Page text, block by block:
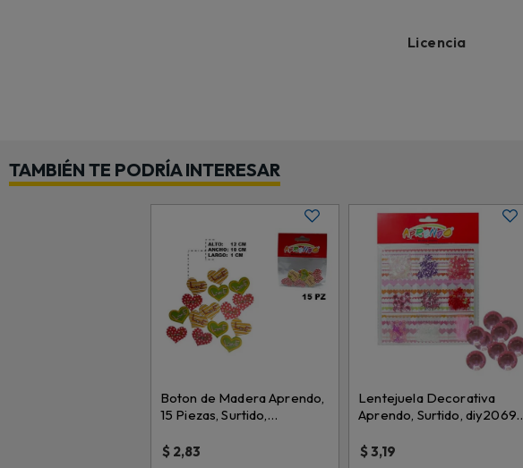
Licencia
TAMBIÉN TE PODRÍA INTERESAR
Boton de Madera Aprendo,
15 Piezas, Surtido,
$ 2,83
Lentejuela Decorativa
Aprendo, Surtido, diy20691
$3,19